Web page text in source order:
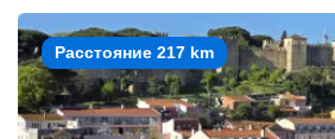
Расстояние 217 km